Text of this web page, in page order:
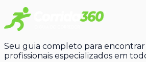
Seu guia completo para
profissionais especializados em